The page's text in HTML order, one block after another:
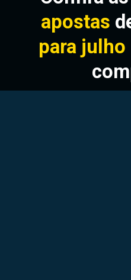
apostas
para julho